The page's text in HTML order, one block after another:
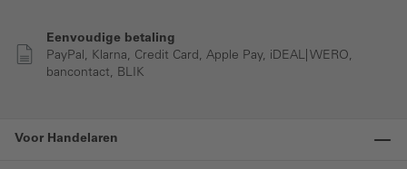
Eenvoudige betaling
PayPal, Klarna, Credit Card, Apple Pay, iDEAL| WERO,
bancontact, BLIK
Voor Handelaren